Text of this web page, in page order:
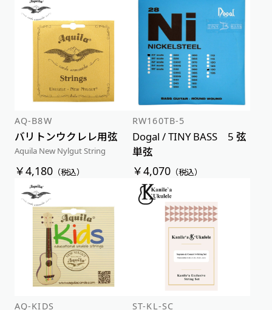
AQ-B8W
バリトンウクレレ用弦
Aquila New Nylgut String
￥4,180（税込）
RW160TB-5
Dogal / TINY BASS 5 弦
単弦
￥4,070 （税込）
AQ-KIDS ST-KL-SC